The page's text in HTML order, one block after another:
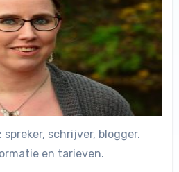
schrijver, blogger.
en tarieven.